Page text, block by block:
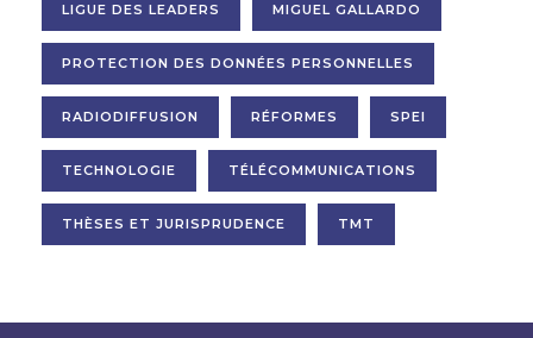
LIGUE DES LEADERS MIGUEL GALLARDO
PROTECTION DES DONNÉES PERSONNELLES
RADIODIFFUSION RÉFORMES SPEI
TECHNOLOGIE TÉLÉCOMMUNICATIONS
THÈSES ET JURISPRUDENCE TMT